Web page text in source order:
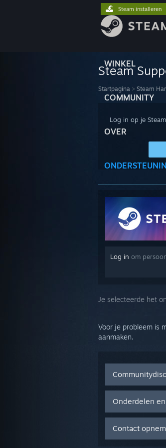
WINKEL
COMMUNITY
OVER
Steam installeren
Steam
Startpagina > Steam
Log in op je
Log in om
Je selecteerde het
Voor je probleem is
aanmaken.
Onderdelen
Contact